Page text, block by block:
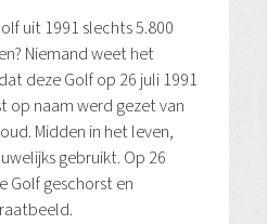
uit 1991 slechts 5.800
Niemand weet het
deze Golf op 26 juli 1991
op naam werd gezet van
Midden in het leven,
gebruikt. Op 26
Golf geschorst en